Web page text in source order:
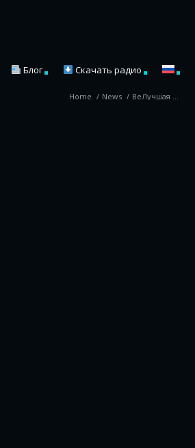
Блог Скачать радио
Home / News / BeЛучшая ...